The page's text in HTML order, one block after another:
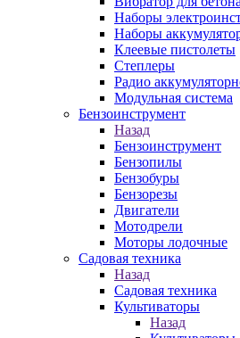
Наборы
Наборы
Клеевые пистолеты
Степлеры
Радио
Модульная система
Бензоинструмент
Назад
Бензоинструмент
Бензопилы
Бензобуры
Бензорезы
Двигатели
Мотодрели
Моторы лодочные
Садовая техника
Назад
Садовая техника
Культиваторы
Назад